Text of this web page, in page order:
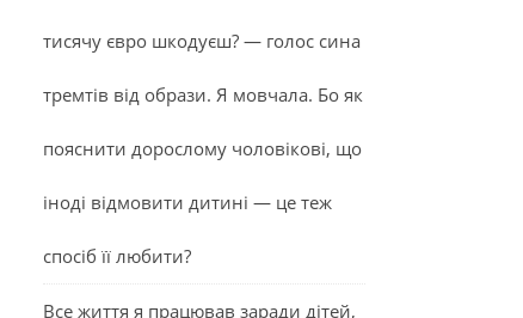
тисячу євро шкодуєш? — голос сина
тремтів від образи. Я мовчала. Бо як
пояснити дорослому чоловікові, що
іноді відмовити дитині — це теж
спосіб її любити?
Все життя я працював заради дітей,